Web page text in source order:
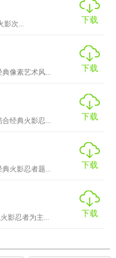
锁，获得各种强大的技
玩家可以通过战斗或完
情感进行编排，玩家需
展。
作角色的移动和攻击，
用技能，以应对不同的
提升角色等级，解锁更
简介 像素火影次...
下载
像素艺术风...
下载
经典火影忍...
下载
火影忍者题...
下载
影忍者为主...
下载